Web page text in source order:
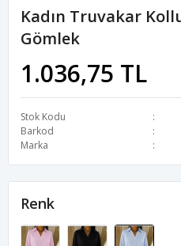
Kadın Truvakar
Gömlek
1.036,75 TL
Stok Kodu
Barkod
Marka
Renk